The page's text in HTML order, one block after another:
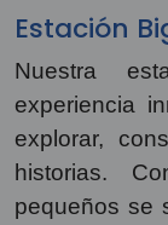
Estación
Nuestra
experiencia
explorar,
historias.
pequeños se